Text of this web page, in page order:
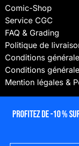
Profitez de -10 %
Comic-Shop
Service CGC
FAQ & Grading
Politique de
Conditions
Conditions
Mention légales &
NOUS SUIVRE